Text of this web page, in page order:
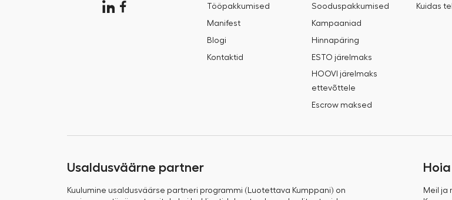
Tööpakkumised
Manifest
Blogi
Kontaktid
Sooduspakkumised
Kampaaniad
Hinnapäring
ESTO järelmaks
HOOVI järelmaks
ettevõttele
Escrow maksed
Kuidas
Usaldusväärne partner
Kuulumine usaldusväärse partneri programmi (Luotettava Kumppani) on
Meil ja